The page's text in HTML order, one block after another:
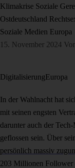
Klimakrise Soziale
Ostdeutschland
Soziale Medien Europa
15. November 2024
DigitalisierungEuropa
In der Wahlnacht hat
mit seinen engsten
darunter auch der
geflossen sein. Über
persönlich massiv
203 Millionen Follower